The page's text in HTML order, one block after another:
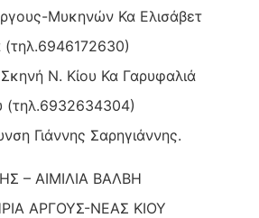
Μυκηνών Κα Ελισάβετ
Ν. Κίου Κα Γαρυφαλιά
(τηλ.6932634304)
Γιάννης Σαρηγιάννης.
– ΑΙΜΙΛΙΑ ΒΑΛΒΗ
ΑΡΓΟΥΣ-ΝΕΑΣ ΚΙΟΥ